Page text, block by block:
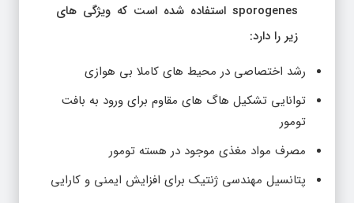
sporogenes استفاده شده است که ویژگی های
زیر را دارد:
رشد اختصاصی در محیط های کاملا بی هوازی
توانایی تشکیل هاگ های مقاوم برای ورود به بافت
تومور
مصرف مواد مغذی موجود در هسته تومور
پتانسیل مهندسی ژنتیک برای افزایش ایمنی و کارایی